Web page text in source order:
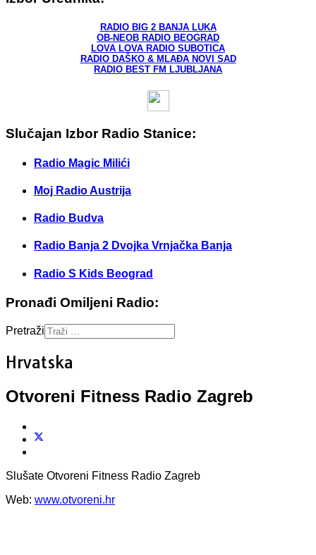
RADIO BIG 2 BANJA LUKA
OB-NEOB RADIO BEOGRAD
LOVA LOVA RADIO SUBOTICA
RADIO DAŠKO & MLAĐA NOVI SAD
RADIO BEST FM LJUBLJANA
Slučajan Izbor Radio Stanice:
Radio Magic Milići
Moj Radio Austrija
Radio Budva
Radio Banja 2 Dvojka Vrnjačka Banja
Radio S Kids Beograd
Pronađi Omiljeni Radio:
Pretraži
Hrvatska
Otvoreni Fitness Radio Zagreb
Slušate Otvoreni Fitness Radio Zagreb
Web: www.otvoreni.hr